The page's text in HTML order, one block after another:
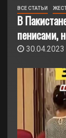
ВСЕ СТАТЬИ
В
пенисами,
30.04.2023